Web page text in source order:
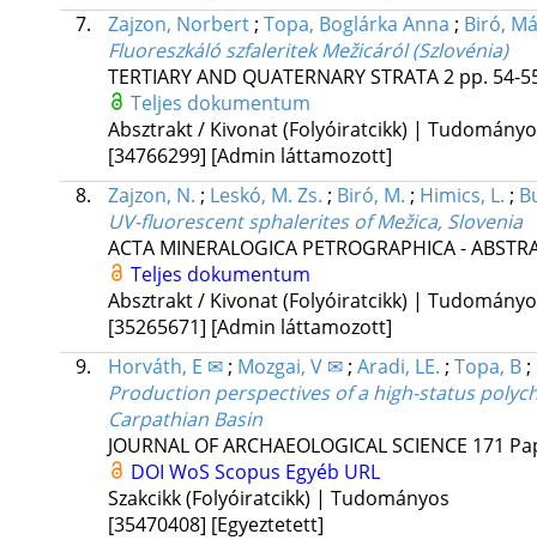
7.
Zajzon, Norbert; Topa, Boglárka Anna ; Biró,
Fluoreszkáló szfaleritek Mežicáról (Szlovénia)
TERTIARY AND QUATERNARY STRATA2 pp. 54-
Teljes dokumentum
Absztrakt / Kivonat (Folyóiratcikk) |
[34766299] [Admin láttamozott]
8.
Zajzon, N. ; Leskó, M. Zs. ; Biró, M. ; Himics, L. ;
UV-fluorescent sphalerites of Mežica, Slovenia
ACTA MINERALOGICA PETROGRAPHICA -
Teljes dokumentum
Absztrakt / Kivonat (Folyóiratcikk) |
[35265671] [Admin láttamozott]
9.
Horváth, E ✉; Mozgai, V ✉; Aradi, LE. ; Topa, B;
Production perspectives of a high-status
Carpathian Basin
JOURNAL OF ARCHAEOLOGICAL SCIENCE 171
DOI WoS Scopus Egyéb URL
Szakcikk (Folyóiratcikk) | Tudományos
[35470408] [Egyeztetett]